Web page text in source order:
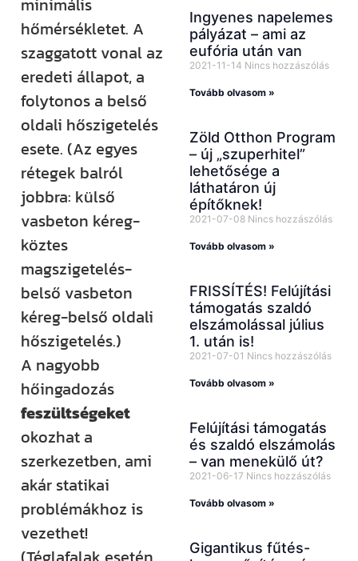
minimális
hőmérsékletet. A
szaggatott vonal az
eredeti állapot, a
folytonos a belső
oldali hőszigetelés
esete. (Az egyes
rétegek balról
jobbra: külső
vasbeton kéreg-
köztes
magszigetelés-
belső vasbeton
kéreg-belső oldali
hőszigetelés.)
A nagyobb
hőingadozás
feszültségeket
okozhat a
szerkezetben, ami
akár statikai
problémákhoz is
vezethet!
Ingyenes napelemes
pályázat – ami az
eufória után van
2021-11-14 Nincs hozzászólás
Tovább olvasom »
Zöld Otthon Program
– új „szuperhitel”
lehetősége a
láthatáron új
építőknek!
2021-07-08 Nincs hozzászólás
Tovább olvasom »
FRISSÍTÉS! Felújítási
támogatás szaldó
elszámolással július
1. után is!
2021-07-01 Nincs hozzászólás
Tovább olvasom »
Felújítási támogatás
és szaldó elszámolás
– van menekülő út?
2021-06-17 Nincs hozzászólás
Tovább olvasom »
Gigantikus fűtés-